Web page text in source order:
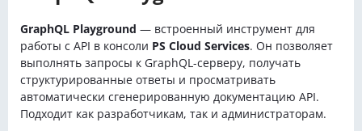
GraphQL Playground — встроенный инструмент для
работы с API в консоли PS Cloud Services. Он позволяет
выполнять запросы к GraphQL-серверу, получать
структурированные ответы и просматривать
автоматически сгенерированную документацию API.
Подходит как разработчикам, так и администраторам.